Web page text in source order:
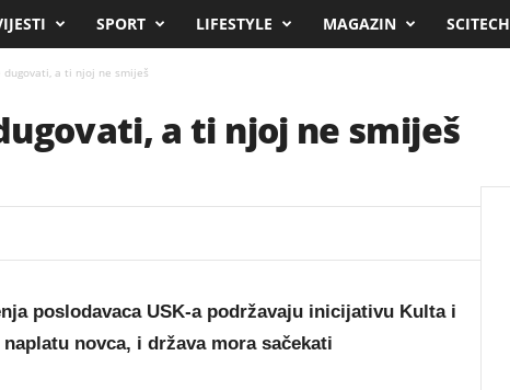
SPORT LIFESTYLE MAGAZIN SCITECH
dugovati, a ti njoj ne smiješ
a ti njoj ne smiješ
poslodavaca USK-a podržavaju inicijativu Kulta i
novca, i država mora sačekati